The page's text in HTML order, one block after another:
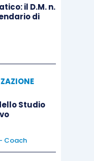
atto del
– della
ai nuovi
allegate al
non
modifica con il
dell’art. 69
il D.M. n.
di
Studio
Coach